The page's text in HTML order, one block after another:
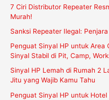
u
n
t
u
k
:
7 Ciri Distributor Repeater
Murah!
Sanksi Repeater Ilegal:
Penguat Sinyal HP untuk Area
Sinyal Stabil di Pit, Camp,
Sinyal HP Lemah di Rumah 2
Jitu yang Wajib Kamu Tahu
Penguat Sinyal HP untuk